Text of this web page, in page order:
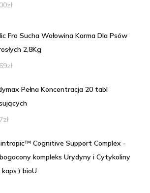
zł
Fro Sucha Wołowina Karma Dla Psów
2,8Kg
zł
Pełna Koncentracja 20 tabl
zł
Cognitive Support Complex -
kompleks Urydyny i Cytykoliny
kaps.) bioU